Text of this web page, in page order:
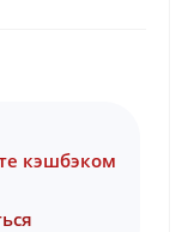
кэшбэком